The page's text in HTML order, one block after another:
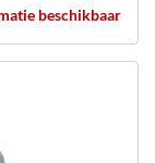
beschikbaar